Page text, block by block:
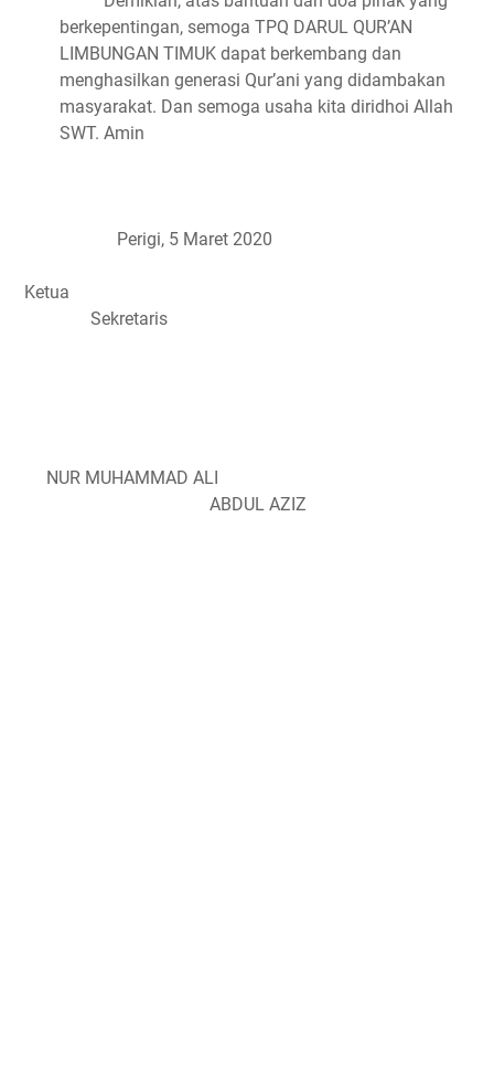
berkepentingan, semoga TPQ DARUL QUR’AN
LIMBUNGAN TIMUK dapat berkembang dan
menghasilkan generasi Qur’ani yang didambakan
masyarakat. Dan semoga usaha kita diridhoi Allah
SWT. Amin
Perigi, 5 Maret 2020
Ketua
Sekretaris
NUR MUHAMMAD ALI
ABDUL AZIZ